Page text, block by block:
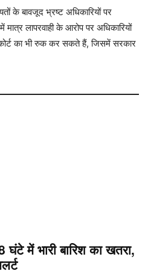
के बावजूद भ्रष्ट अधिकारियों पर
लापरवाही के आरोप पर अधिकारियों
का भी रुक कर सकते हैं, जिसमें सरकार
में भारी बारिश का खतरा,